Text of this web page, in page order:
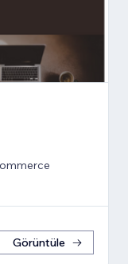
Görüntüle